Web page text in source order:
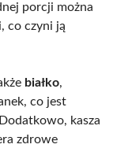
porcji można
co czyni ją
białko,
co jest
kasza
zdrowe